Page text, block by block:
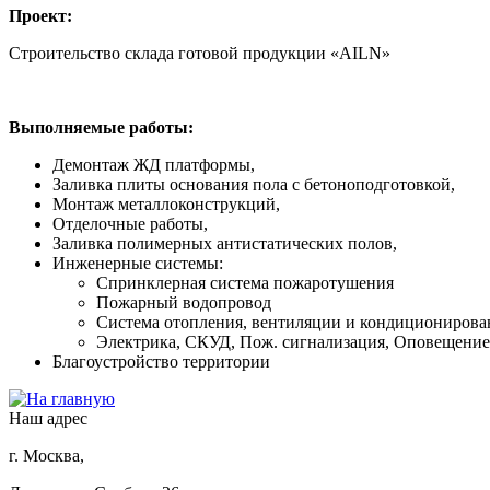
Проект:
Строительство склада готовой продукции «AILN»
Выполняемые работы:
Демонтаж ЖД платформы,
Заливка плиты основания пола с бетоноподготовкой,
Монтаж металлоконструкций,
Отделочные работы,
Заливка полимерных антистатических полов,
Инженерные системы:
Спринклерная система пожаротушения
Пожарный водопровод
Система отопления, вентиляции и
Электрика, СКУД, Пож. сигнализация, Оповещение
Благоустройство территории
Наш адрес
г. Москва,